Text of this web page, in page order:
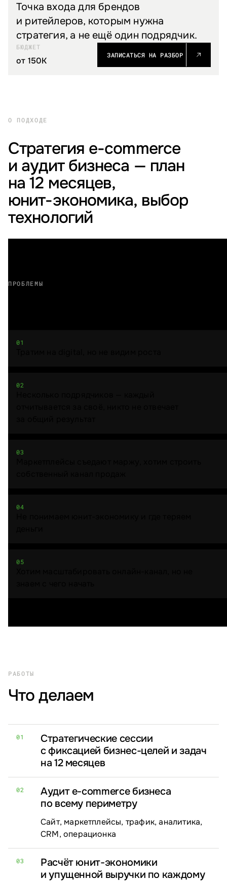
Точка входа для брендов
и ритейлеров, которым нужна
стратегия, а не ещё один подрядчик.
БЮДЖЕТ
от 150K
ЗАПИСАТЬСЯ НА РАЗБОР
О ПОДХОДЕ
Стратегия e-commerce
и аудит бизнеса — план
на 12 месяцев,
юнит-экономика, выбор
технологий
ПРОБЛЕМЫ
01
02
03
04
05
РАБОТЫ
Что делаем
01
Стратегические сессии
с фиксацией бизнес-целей и задач
на 12 месяцев
02
Аудит e-commerce бизнеса
по всему периметру
Сайт, маркетплейсы, трафик, аналитика,
CRM, операционка
03
Расчёт юнит-экономики
и упущенной выручки по каждому